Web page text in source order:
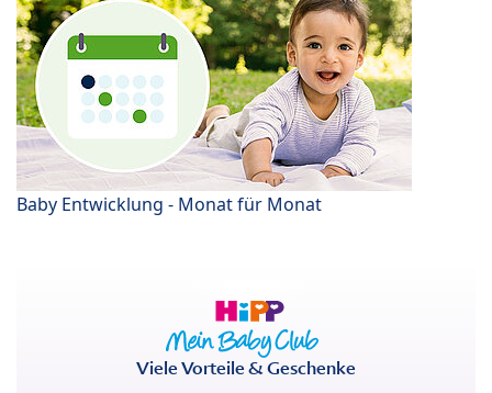
Baby Entwicklung - Monat für Monat
Viele Vorteile & Geschenke